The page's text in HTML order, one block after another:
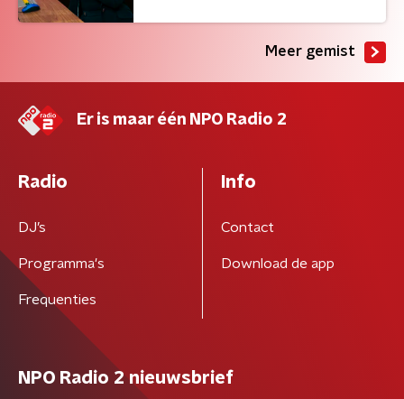
Meer gemist
Er is maar één NPO Radio 2
Radio
DJ’s
Programma's
Frequenties
Info
Contact
Download de app
NPO Radio 2 nieuwsbrief